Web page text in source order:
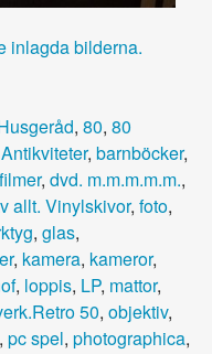
inlagda bilderna.
, 80, 80
Antikviteter, barnböcker,
, dvd. m.m.m.m.m.,
allt. Vinylskivor, foto,
, glas,
, kamera, kameror,
, loppis, LP, mattor,
50, objektiv,
, pc spel, photographica,